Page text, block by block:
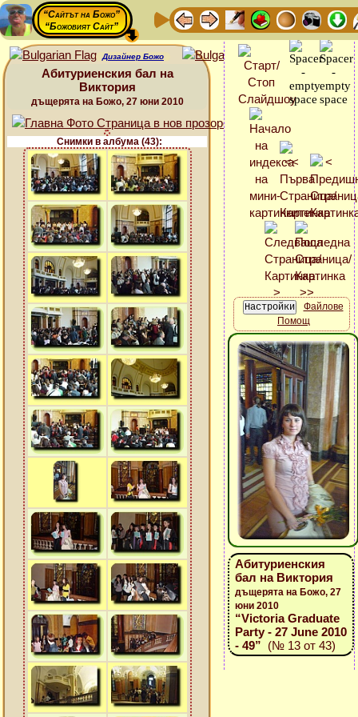
“Сайтът на Божо”
“Божовият Сайт”
Дизайнер Божо
Абитуриенския бал на
Виктория
дъщерята на Божо, 27 юни 2010
Снимки в албума (43):
Файлове
Помощ
Абитуриенския
бал на Виктория
дъщерята на Божо, 27
юни 2010
“Victoria Graduate
Party - 27 June 2010
- 49” (№ 13 от 43)